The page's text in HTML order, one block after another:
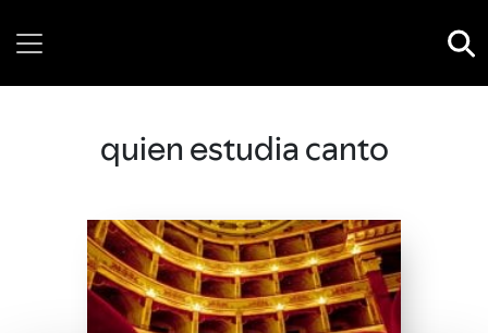
quien estudia canto